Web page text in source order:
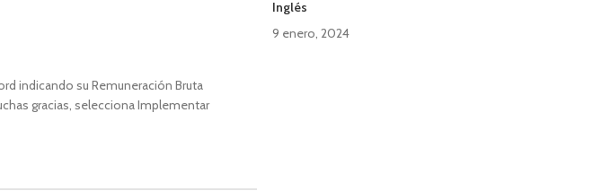
indicando su Remuneración Bruta
gracias, selecciona Implementar
Inglés
9 enero, 2024